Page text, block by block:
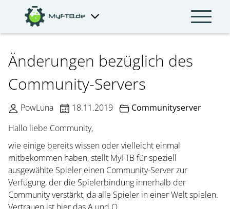
Änderungen bezüglich des
Community-Servers
PowLuna 18.11.2019
Communityserver
Hallo liebe Community,
wie einige bereits wissen oder vielleicht einmal
mitbekommen haben, stellt MyFTB für speziell
ausgewählte Spieler einen Community-Server zur
Verfügung, der die Spielerbindung innerhalb der
Community verstärkt, da alle Spieler in einer Welt spielen.